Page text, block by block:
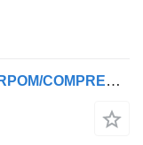
DAF XF460 1863427/1883118 STUURPOM/COMPRESSOR EURO 6 pneimatiskais kompresors paredzēts kravas automašīnas